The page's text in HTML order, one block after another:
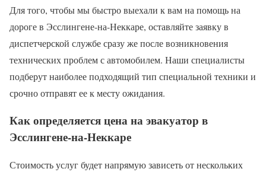
Для того, чтобы мы быстро выехали к вам на помощь на
дороге в Эсслингене-на-Неккаре, оставляйте заявку в
диспетчерской службе сразу же после возникновения
технических проблем с автомобилем. Наши специалисты
подберут наиболее подходящий тип специальной техники и
срочно отправят ее к месту ожидания.
Как определяется цена на эвакуатор в
Эсслингене-на-Неккаре
Стоимость услуг будет напрямую зависеть от нескольких